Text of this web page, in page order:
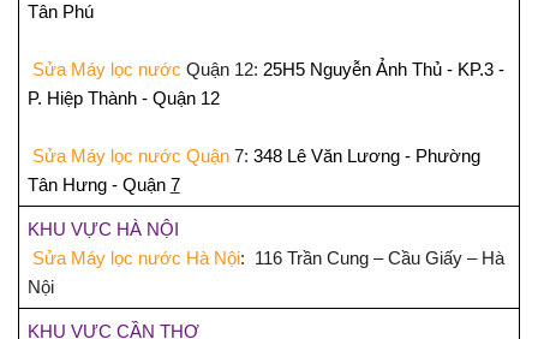
Tân Phú
Sửa Máy lọc nước Quận 12: 25H5 Nguyễn Ảnh Thủ - KP.3 -
P. Hiệp Thành - Quận 12
Sửa Máy lọc nước Quận 7: 348 Lê Văn Lương - Phường
Tân Hưng - Quận 7
KHU VỰC HÀ NỘI
Sửa Máy lọc nước Hà Nội: 116 Trần Cung – Cầu Giấy – Hà
Nội
KHU VỰC CẦN THƠ